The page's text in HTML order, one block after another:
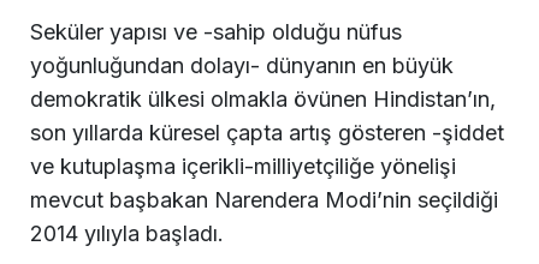
Seküler yapısı ve -sahip olduğu nüfus
yoğunluğundan dolayı- dünyanın en büyük
demokratik ülkesi olmakla övünen Hindistan’ın,
son yıllarda küresel çapta artış gösteren -şiddet
ve kutuplaşma içerikli-milliyetçiliğe yönelişi
mevcut başbakan Narendera Modi’nin seçildiği
2014 yılıyla başladı.